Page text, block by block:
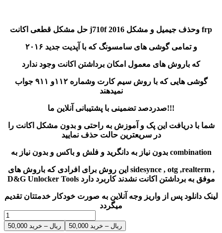
حل مشکل قطعی اکانت j710f 2016 وحذف جیمیل و مشکل frp
و تمامی گوشی های سامسونگ که با آپدیت جدید ۲۰۱۶
که باروش های معمول امکان برداشتن اکانت وجود ندارد
گوشی هایی که با روش سیم کارت وشماره ۱۱۲و ۹۱۱ جواب
نمیدهند
صدردصد تضمینی با پشتیبانی آنلاین ما!!!
شما با دریافت این پک و آموزش به راحتی و بدون مشکل اکانت را
در سریعترین حالت حذف نمایید
بدون نیاز به دانگرید و فلش و باکس و بدون نیاز به combination
این روش برای افرادی که باروش های sidesynce , otg ,realterm ,
D&G Unlocker Tools موفق به برداشتن اکانت نشدند کاربرد دارد
لینک دانلود پس از واریز وجه آنلاین به صورت خودکار خدمتتان تقدیم
میگردد
50,000 ریال – خرید